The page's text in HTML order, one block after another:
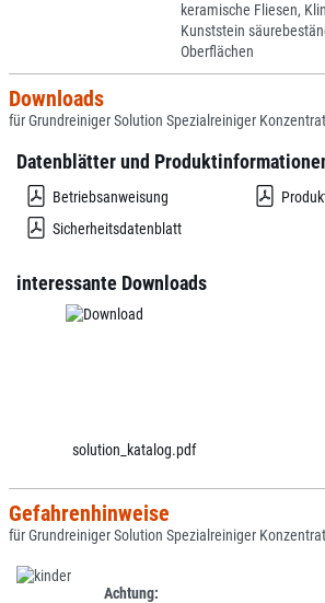
keramische Fliesen,
Kunststein
Oberflächen
Downloads
für Grundreiniger Solution Spezialreiniger Konzentrat
Datenblätter und
Betriebsanweisung
Sicherheitsdatenblatt
interessante Downloads
solution_katalog.pdf
Gefahrenhinweise
für Grundreiniger Solution Spezialreiniger Konzentrat
Achtung: